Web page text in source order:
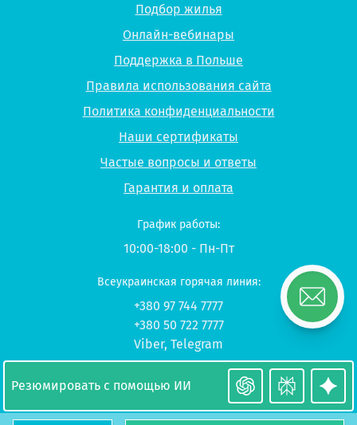
Подбор жилья
Онлайн-вебинары
Поддержка в Польше
Правила использования сайта
Политика конфиденциальности
Наши сертификаты
Частые вопросы и ответы
Гарантия и оплата
© 2026 UP-STUDY «Учеба в Польше»
График работы:
10:00-18:00 - Пн-Пт
Всеукраинская горячая линия:
+380 97 744 7777
+380 50 722 7777
Viber, Telegram
Резюмировать с помощью ИИ